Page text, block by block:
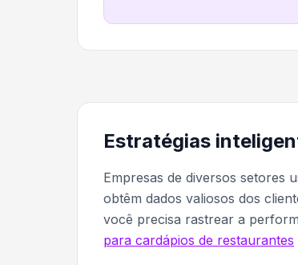
Estratégias
Empresas de diversos setores
obtêm dados valiosos dos
você precisa rastrear a
para cardápios de restaurantes